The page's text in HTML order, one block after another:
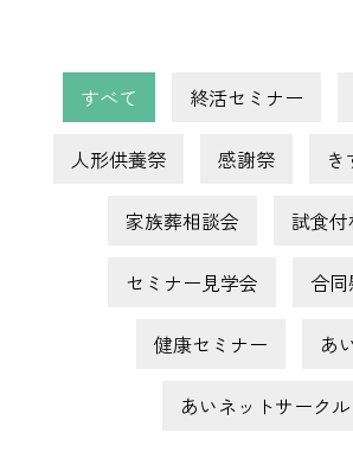
すべて 終活セミナー
人形供養祭 感謝祭 き
家族葬相談会 試食
セミナー見学会 合
健康セミナー あ
あいネットサークル